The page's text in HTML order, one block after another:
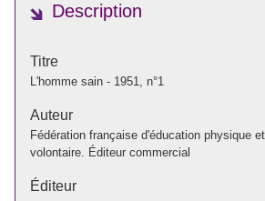
Description
Titre
L'homme sain - 1951, n°1
Auteur
Fédération française d'éducation physique
volontaire. Éditeur commercial
Éditeur